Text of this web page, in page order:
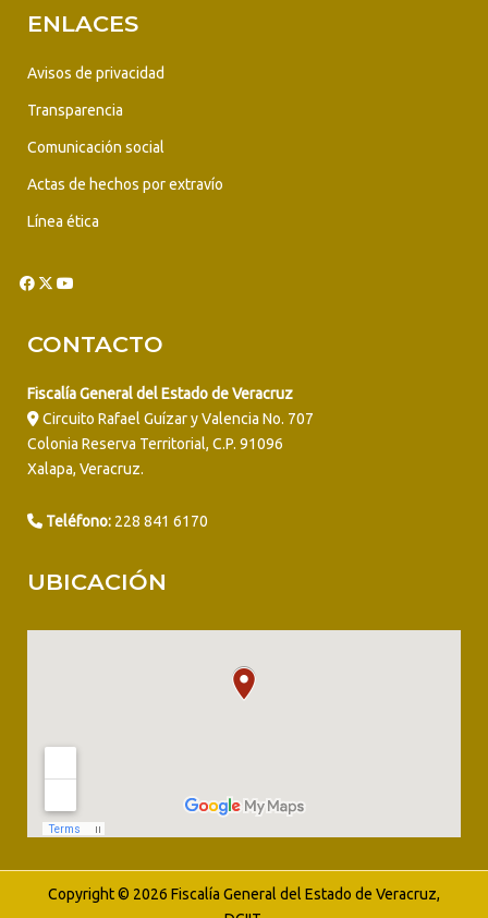
ENLACES
Avisos de privacidad
Transparencia
Comunicación social
Actas de hechos por extravío
Línea ética
CONTACTO
Fiscalía General del Estado de Veracruz
Circuito Rafael Guízar y Valencia No. 707
Colonia Reserva Territorial, C.P. 91096
Xalapa, Veracruz.
Teléfono: 228 841 6170
UBICACIÓN
Copyright © 2026 Fiscalía General del Estado de Veracruz,